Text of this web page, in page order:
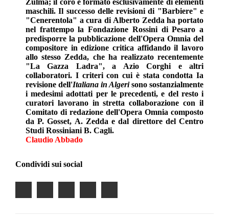
Zulma; il coro è formato esclusivamente di elementi
maschili. Il successo delle revisioni di "Barbiere" e
"Cenerentola" a cura di Alberto Zedda ha portato
nel frattempo la Fondazione Rossini di Pesaro a
predisporre la pubblicazione dell'Opera Omnia del
compositore in edizione critica affidando il lavoro
allo stesso Zedda, che ha realizzato recentemente
"La Gazza Ladra", a Azio Corghi e altri
collaboratori. I criteri con cui è stata condotta Ia
revisione dell'Italiana in Algerisono sostanzialmente
i medesimi adottati per le precedenti, e del resto i
curatori lavorano in stretta collaborazione con il
Comitato di redazione dell'Opera Omnia composto
da P. Gosset, A. Zedda e dal direttore del Centro
Studi Rossiniani B. Cagli.
Claudio Abbado
Condividi sui social